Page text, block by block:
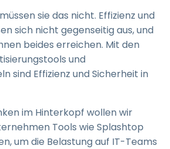
sie das nicht. Effizienz und
sich nicht gegenseitig aus, und
beides erreichen. Mit den
und
sind Effizienz und Sicherheit in
im Hinterkopf wollen wir
Tools wie Splashtop
um die Belastung auf IT-Teams